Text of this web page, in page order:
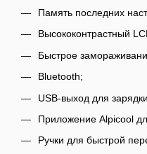
Память последних
Высококонтрастный
Быстрое
Bluetooth;
USB-выход для
Приложение Alpicool
Ручки для быстрой